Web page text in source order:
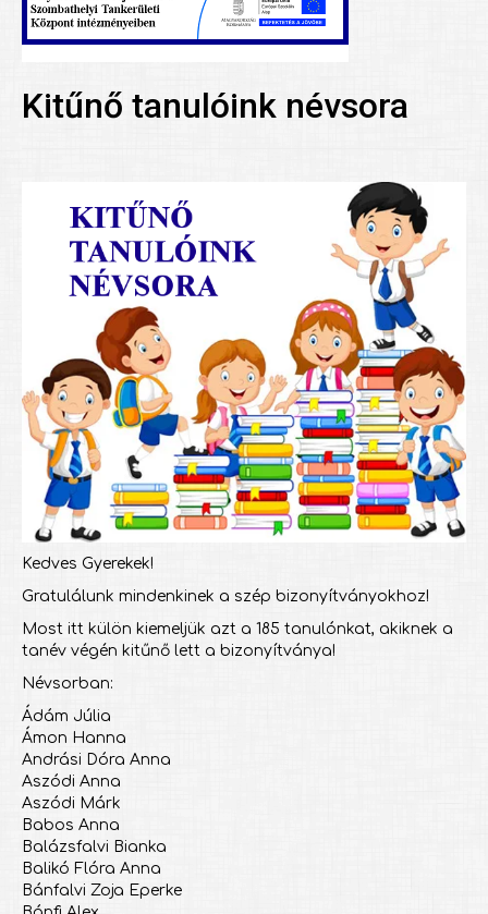
Kitűnő tanulóink névsora
Kedves Gyerekek!
Gratulálunk mindenkinek a szép bizonyítványokhoz!
Most itt külön kiemeljük azt a 185 tanulónkat, akiknek a
tanév végén kitűnő lett a bizonyítványa!
Névsorban:
Ádám Júlia
Ámon Hanna
Andrási Dóra Anna
Aszódi Anna
Aszódi Márk
Babos Anna
Balázsfalvi Bianka
Balikó Flóra Anna
Bánfalvi Zoja Eperke